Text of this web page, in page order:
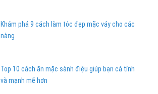
Khám phá 9 cách làm tóc đẹp mặc váy cho các
nàng
Top 10 cách ăn mặc sành điệu giúp bạn cá tính
và mạnh mẽ hơn